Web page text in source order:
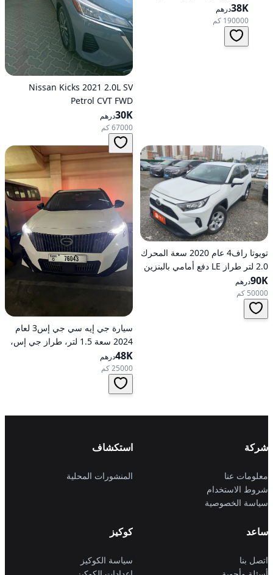
الدفع
38Kدرهم
190000 كم
Nissan Kicks 2021 2.0L SV
Petrol CVT FWD
30Kدرهم
67000 كم
تويوتا راف4 عام 2020 سعة المحرك
2.0 لتر طراز LE دفع أمامي بالبنزين
أوتوماتيكي
90Kدرهم
50000 كم
سيارة جي إيه سي جي إس3 لعام
2024 سعة 1.5 لتر، طراز جي إس،
تعمل بالبنزين، ناقل حركة
أوتوماتيكي، دفع أمامي
48Kدرهم
25000 كم
شركة
معلومات عنا
شروط الاستخدام
سياسة الخصوصية
استكشاف
المنشورات المحلية
ساعد
اتصل بنا
كوكيز
سياسة الكوكيز